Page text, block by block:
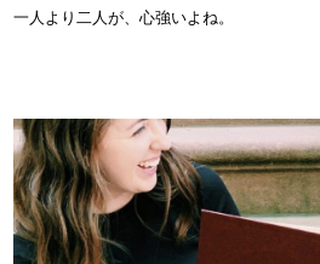
一人より二人が、心強いよね。